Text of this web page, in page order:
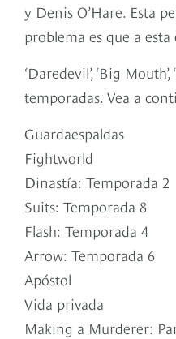
y Denis O’Hare. Esta
problema es que a
‘Daredevil’, ‘Big
temporadas. Vea a
Guardaespaldas
Fightworld
Dinastía: Temporada 2
Suits: Temporada 8
Flash: Temporada 4
Arrow: Temporada 6
Apóstol
Vida privada
Making a Murderer: